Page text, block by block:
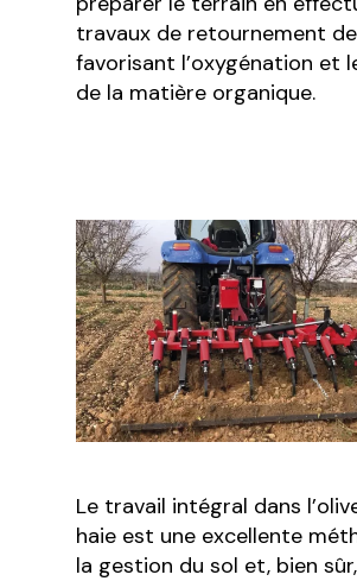
travaux de retournement
favorisant l’oxygénation et
de la matière organique.
Le travail intégral dans
haie est une excellente
la gestion du sol et, bien